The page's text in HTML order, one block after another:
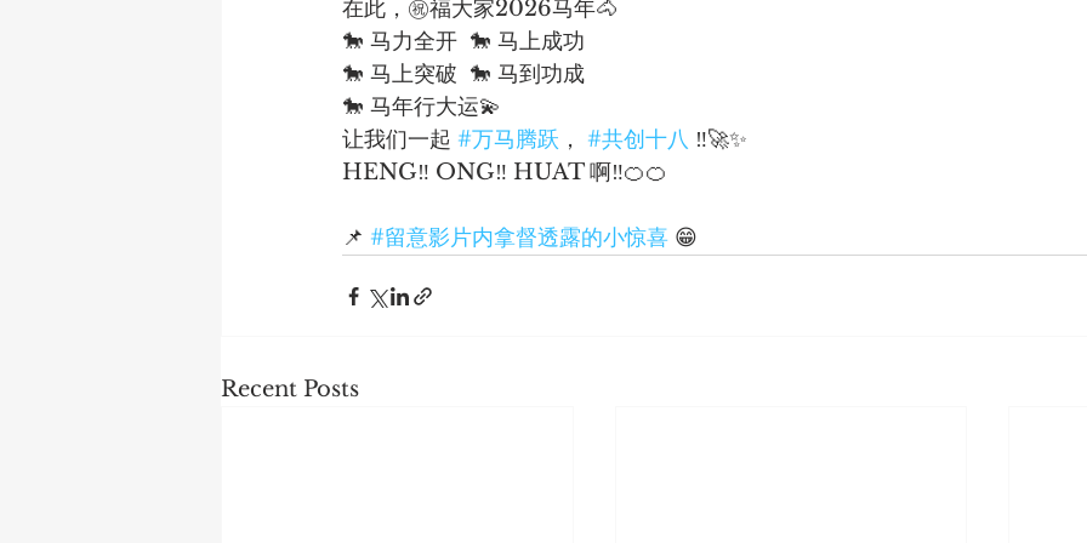
在此，㊗️福大家2026马年🐴
🐎 马力全开  🐎 马上成功
🐎 马上突破  🐎 马到功成
🐎 马年行大运💫
让我们一起 #万马腾跃 ， #共创十八 ‼️🚀✨
HENG‼️ ONG‼️ HUAT 啊‼️🍊🍊
📌 #留意影片内拿督透露的小惊喜 😁
Recent Posts